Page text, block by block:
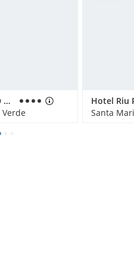
ROBINSON CABO VERDE
Santa